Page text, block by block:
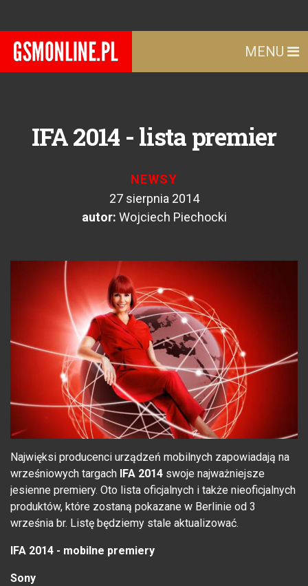
MENU
IFA 2014 - lista premier
NEWSY
27 sierpnia 2014
autor: Wojciech Piechocki
Najwięksi producenci urządzeń mobilnych zapowiadają na
wrześniowych targach IFA 2014 swoje najważniejsze
jesienne premiery. Oto lista oficjalnych i także nieoficjalnych
produktów, które zostaną pokazane w Berlinie od 3
września br. Listę będziemy stale aktualizować.
IFA 2014 - mobilne premiery
Sony